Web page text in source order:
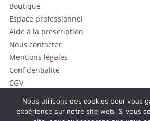
Boutique
Espace professionnel
Aide à la prescription
Nous contacter
Mentions légales
Confidentialité
CGV
Nous utilisons des cookies pour vous
expérience sur notre site web. Si vous